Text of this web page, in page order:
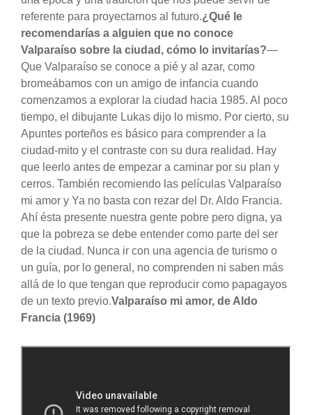
referente para proyectarnos al futuro.¿Qué le
recomendarías a alguien que no conoce
Valparaíso sobre la ciudad, cómo lo invitarías?—
Que Valparaíso se conoce a pié y al azar, como
bromeábamos con un amigo de infancia cuando
comenzamos a explorar la ciudad hacia 1985. Al poco
tiempo, el dibujante Lukas dijo lo mismo. Por cierto, su
Apuntes porteños es básico para comprender a la
ciudad-mito y el contraste con su dura realidad. Hay
que leerlo antes de empezar a caminar por su plan y
cerros. También recomiendo las películas Valparaíso
mi amor y Ya no basta con rezar del Dr. Aldo Francia.
Ahí ésta presente nuestra gente pobre pero digna, ya
que la pobreza se debe entender como parte del ser
de la ciudad. Nunca ir con una agencia de turismo o
un guía, por lo general, no comprenden ni saben más
allá de lo que tengan que reproducir como papagayos
de un texto previo.Valparaíso mi amor, de Aldo
Francia (1969)